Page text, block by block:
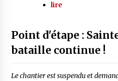
lire
Point d'étape :
bataille continue !
Le chantier est suspendu et